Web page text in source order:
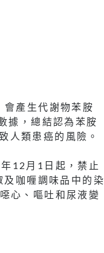
產生代謝物苯胺
據，總結認為苯胺
人類患癌的風險。
12月1日起，禁止
咖喱調味品中的染
心、嘔吐和尿液變